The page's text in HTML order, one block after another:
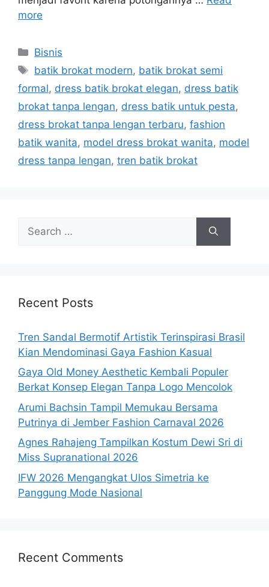
more
Categories
Bisnis
Tags
batik brokat modern, batik brokat semi
formal, dress batik brokat elegan, dress batik
brokat tanpa lengan, dress batik untuk pesta,
dress brokat tanpa lengan terbaru, fashion
batik wanita, model dress brokat wanita, model
dress tanpa lengan, tren batik brokat
for:
Recent Posts
Tren Sandal Bermotif Artistik Terinspirasi Brasil
Kian Mendominasi Gaya Fashion Kasual
Gaya Old Money Aesthetic Kembali Populer
Berkat Konsep Elegan Tanpa Logo Mencolok
Arumi Bachsin Tampil Memukau Bersama
Putrinya di Jember Fashion Carnaval 2026
Agnes Rahajeng Tampilkan Kostum Dewi Sri di
Miss Supranational 2026
IFW 2026 Mengangkat Ulos Simetria ke
Panggung Mode Nasional
Recent Comments